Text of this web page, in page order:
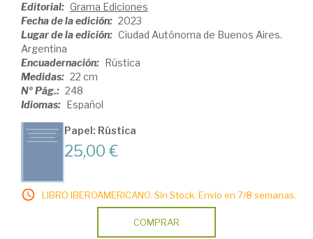
Editorial: Grama Ediciones
Fecha de la edición: 2023
Lugar de la edición: Ciudad Autónoma de Buenos Aires.
Argentina
Encuadernación:
Rústica
Medidas: 22 cm
Nº Pág.: 248
Idiomas:
Español
Papel: Rústica
25,00 €
LIBRO IBEROAMERICANO. Sin Stock. Envío en 7/8 semanas.
COMPRAR